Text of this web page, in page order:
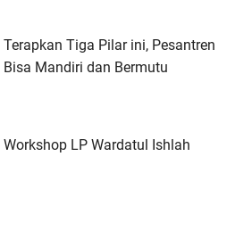
Terapkan Tiga Pilar ini, Pesantren
Bisa Mandiri dan Bermutu
Workshop LP Wardatul Ishlah